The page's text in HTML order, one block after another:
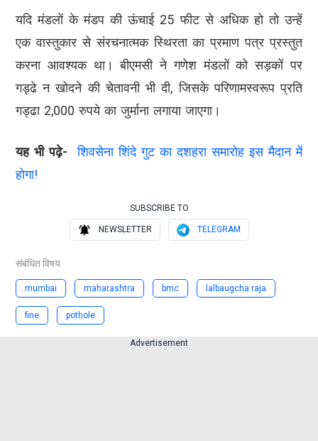
यदि मंडलों के मंडप की ऊंचाई 25 फीट से अधिक हो तो उन्हें
एक वास्तुकार से संरचनात्मक स्थिरता का प्रमाण पत्र प्रस्तुत
करना आवश्यक था। बीएमसी ने गणेश मंडलों को सड़कों पर
गड्ढे न खोदने की चेतावनी भी दी, जिसके परिणामस्वरूप प्रति
गड्ढा 2,000 रुपये का जुर्माना लगाया जाएगा।
यह भी पढ़े-
शिवसेना शिंदे गुट का दशहरा समारोह इस मैदान में
होगा!
SUBSCRIBE TO
NEWSLETTER TELEGRAM
संबंधित विषय
mumbai maharashtra bmc lalbaugcha raja
fine pothole
Advertisement